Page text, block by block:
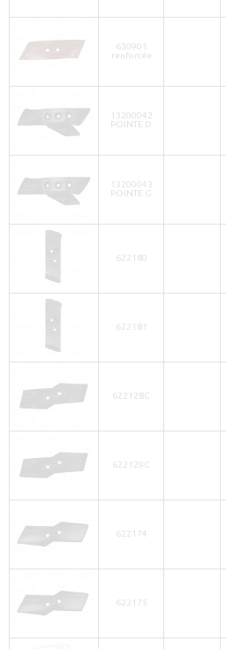
630901
renforcée
13200042
POINTE D
13200043
POINTE G
622180
622181
622128C
622129C
622174
622175